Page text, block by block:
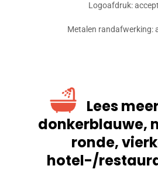
Logoafdruk:
Metalen randafwerking:
Lees
donkerblauwe,
ronde,
hotel-/